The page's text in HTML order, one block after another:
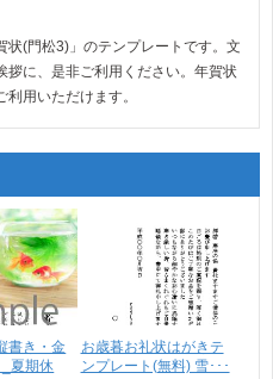
状(門松3)」のテンプレートです。文
拶に、是非ご利用ください。年賀状
用いただけます。
書き・金
夏期休
お歳暮お礼状はがきテ
ンプレート(無料) 雪･･･